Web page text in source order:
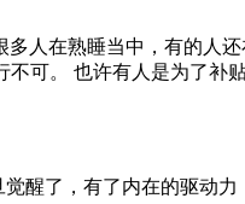
多人在熟睡当中，有的人
不可。 也许有人是为了补
醒了，有了内在的驱动